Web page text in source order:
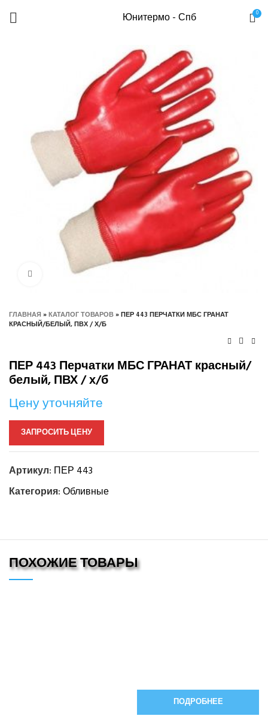
Юнитермо - Спб 0
Нажмите, чтобы увеличить
ГЛАВНАЯ»КАТАЛОГ ТОВАРОВ»ПЕР 443 ПЕРЧАТКИ МБС ГРАНАТ
КРАСНЫЙ/БЕЛЫЙ, ПВХ / Х/Б
ПЕР 443 Перчатки МБС ГРАНАТ красный/
белый, ПВХ / х/б
Цену уточняйте
ЗАПРОСИТЬ ЦЕНУ
Артикул: ПЕР 443
Категория:Обливные
ПОХОЖИЕ ТОВАРЫ
ПОДРОБНЕЕ